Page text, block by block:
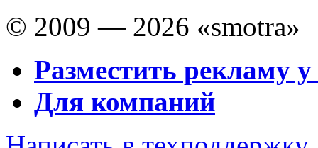
© 2009 — 2026 «smotra»
Разместить рекламу у
Для компаний